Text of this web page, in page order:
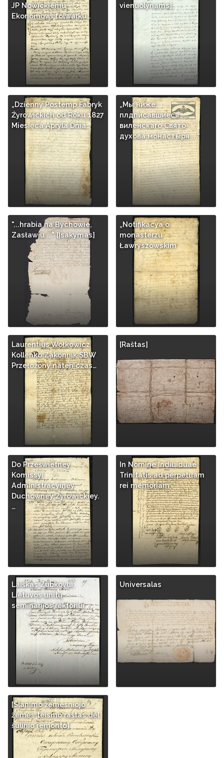
JP Nowickiemu
Ekonomowi folwarku…
vienuolynams]
„Dzienny Postemp Fabryk
Źyrowickich od Roku 1827
Miesięca Apryla Dnia…
„Мы ниже
плдписавшиеся
виленскаго Свято-
духова монастыря ...“
"...hrabia na Bychowie,
Zasławiu ..." [Įsakymas]
„Notifikacya o
monasterzu
Ławryszowskim
Laurentius Wołkowicz
Kollenko Zakonnik SBW
Przełoźony naten czas…
[Raštas]
Do Prześwietney
Komissyi
Administracyiney
Duchowney Źyrowickiey.
…
In Nomine Indiuiduae
Trinitatis ad perpetuam
rei memoriam
Laiškas Zubkovui,
Lietuvos unitų
seminarijos rektoriui
Universalas
[Slanimo žemesniojo
žemės teismo raštas dėl
šulinio remonto]